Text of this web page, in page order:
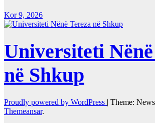
Kor 9, 2026
Universiteti
në Shkup
Proudly powered by WordPress | Theme:
Themeansar.